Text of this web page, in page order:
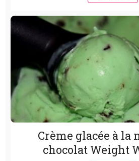
Crème glacée à la
chocolat Weight